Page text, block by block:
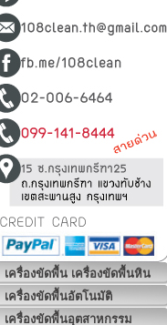
เครื่องขัดพื้น เครื่องขัดพื้นหิน
เครื่องขัดพื้นอัตโนมัติ
เครื่องขัดพื้นอุตสาหกรรม